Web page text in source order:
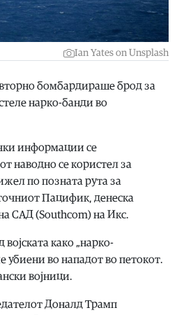
Ian Yates on Unsplash
бомбардираше брод за
нарко-банди во
информации се
наводно се користел за
по позната рута за
Пацифик, денеска
САД (Southcom) на Икс.
како „нарко-
убиени во нападот во петокот.
војници.
Доналд Трамп